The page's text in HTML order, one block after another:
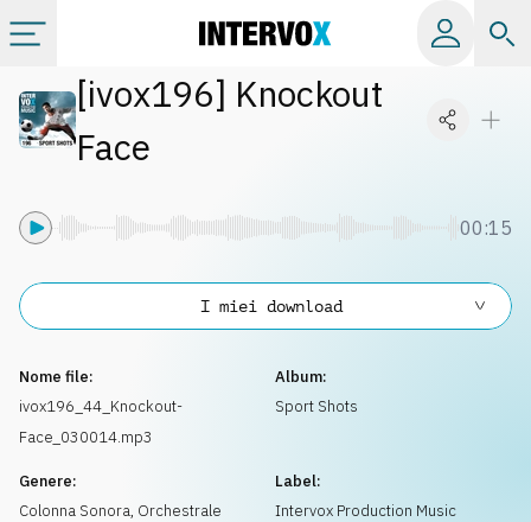
Categorie
[ivox196] Knockout
Face
00:15
Nome file:
ivox196_44_Knockout-
Face_030014.mp3
Album:
Sport Shots
Genere:
Colonna Sonora, Orchestrale
Label:
Intervox Production Music
I miei download